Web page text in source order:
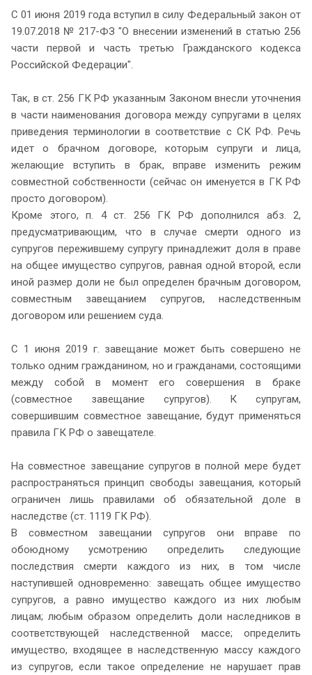
C 01 июня 2019 года вступил в силу Федеральный закон от
19.07.2018 № 217-ФЗ "О внесении изменений в статью 256
части первой и часть третью Гражданского кодекса
Российской Федерации".
Так, в ст. 256 ГК РФ указанным Законом внесли уточнения
в части наименования договора между супругами в целях
приведения терминологии в соответствие с СК РФ. Речь
идет о брачном договоре, которым супруги и лица,
желающие вступить в брак, вправе изменить режим
совместной собственности (сейчас он именуется в ГК РФ
просто договором).
Кроме этого, п. 4 ст. 256 ГК РФ дополнился абз. 2,
предусматривающим, что в случае смерти одного из
супругов пережившему супругу принадлежит доля в праве
на общее имущество супругов, равная одной второй, если
иной размер доли не был определен брачным договором,
совместным завещанием супругов, наследственным
договором или решением суда.
С 1 июня 2019 г. завещание может быть совершено не
только одним гражданином, но и гражданами, состоящими
между собой в момент его совершения в браке
(совместное завещание супругов). К супругам,
совершившим совместное завещание, будут применяться
правила ГК РФ о завещателе.
На совместное завещание супругов в полной мере будет
распространяться принцип свободы завещания, который
ограничен лишь правилами об обязательной доле в
наследстве (ст. 1119 ГК РФ).
В совместном завещании супругов они вправе по
обоюдному усмотрению определить следующие
последствия смерти каждого из них, в том числе
наступившей одновременно: завещать общее имущество
супругов, а равно имущество каждого из них любым
лицам; любым образом определить доли наследников в
соответствующей наследственной массе; определить
имущество, входящее в наследственную массу каждого
из супругов, если такое определение не нарушает прав